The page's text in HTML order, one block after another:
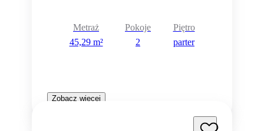
Metraż
45,29 m²
Pokoje
2
Piętro
parter
Zobacz więcej